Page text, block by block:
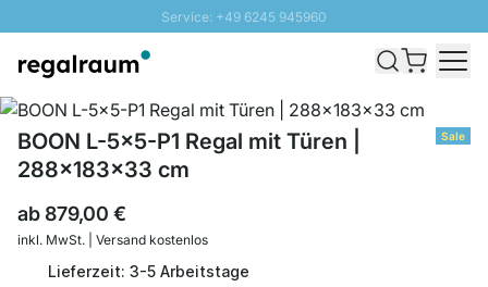
Service: +49 6245 945960
Schnelle Lieferung - Gratis Versand ab 100€
SUNNY SALE: Bis zu 20% Rabatt
Sale
BOON L-5x5-P1 Regal mit Türen |
288x183x33 cm
ab879,00 €
inkl. MwSt. | Versand kostenlos
Lieferzeit: 3-5 Arbeitstage